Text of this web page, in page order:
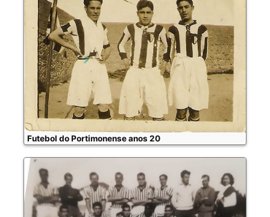
Futebol do Portimonense anos 20